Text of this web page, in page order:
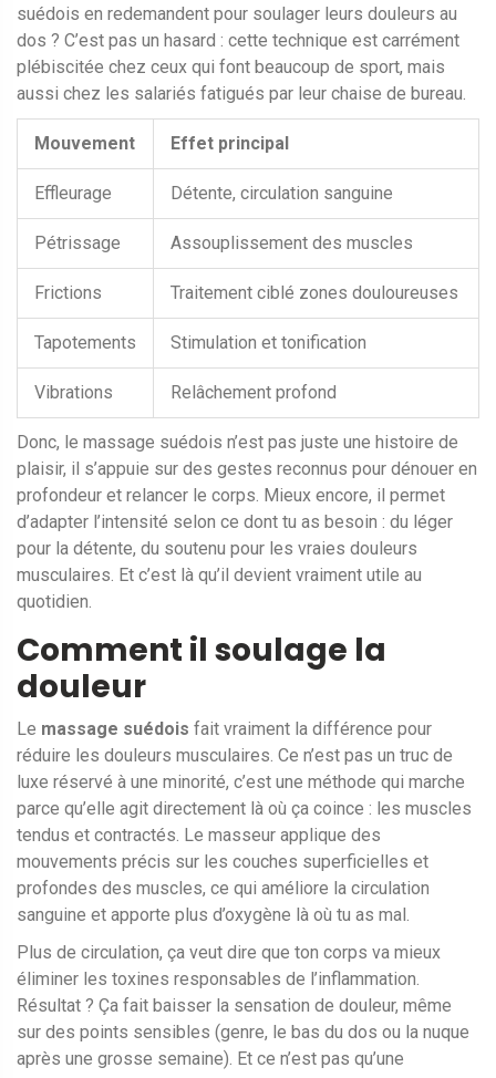
suédois en redemandent pour soulager leurs douleurs au
dos ? C’est pas un hasard : cette technique est carrément
plébiscitée chez ceux qui font beaucoup de sport, mais
aussi chez les salariés fatigués par leur chaise de bureau.
Mouvement Effet principal
Effleurage Détente, circulation sanguine
Pétrissage Assouplissement des muscles
Frictions Traitement ciblé zones douloureuses
Tapotements Stimulation et tonification
Vibrations Relâchement profond
Donc, le massage suédois n’est pas juste une histoire de
plaisir, il s’appuie sur des gestes reconnus pour dénouer en
profondeur et relancer le corps. Mieux encore, il permet
d’adapter l’intensité selon ce dont tu as besoin : du léger
pour la détente, du soutenu pour les vraies douleurs
musculaires. Et c’est là qu’il devient vraiment utile au
quotidien.
Comment il soulage la
douleur
Le massage suédois fait vraiment la différence pour
réduire les douleurs musculaires. Ce n’est pas un truc de
luxe réservé à une minorité, c’est une méthode qui marche
parce qu’elle agit directement là où ça coince : les muscles
tendus et contractés. Le masseur applique des
mouvements précis sur les couches superficielles et
profondes des muscles, ce qui améliore la circulation
sanguine et apporte plus d’oxygène là où tu as mal.
Plus de circulation, ça veut dire que ton corps va mieux
éliminer les toxines responsables de l’inflammation.
Résultat ? Ça fait baisser la sensation de douleur, même
sur des points sensibles (genre, le bas du dos ou la nuque
après une grosse semaine). Et ce n’est pas qu’une